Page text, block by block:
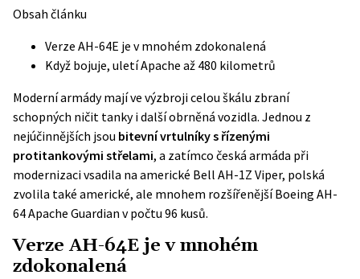
Obsah článku
Verze AH-64E je v mnohém zdokonalená
Když bojuje, uletí Apache až 480 kilometrů
Moderní armády mají ve výzbroji celou škálu zbraní
schopných ničit tanky i další obrněná vozidla. Jednou z
nejúčinnějších jsou bitevní vrtulníky s řízenými
protitankovými střelami, a zatímco česká armáda při
modernizacivsadila na americké Bell AH-1Z Viper, polská
zvolila také americké, ale mnohem rozšířenější Boeing AH-
64 Apache Guardian v počtu 96 kusů.
Verze AH-64E je v mnohém
zdokonalená